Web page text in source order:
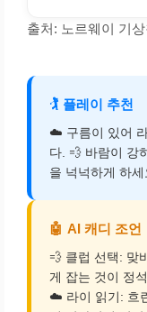
출처: 노르웨이 기
🏌️ 플레이 추천
☁️ 구름이 있어
다. 💨 바람이 강
을 넉넉하게 하세
🤖 AI 캐디 조언
💨 클럽 선택: 맞
게 잡는 것이 정
☁️ 라이 읽기: 흐